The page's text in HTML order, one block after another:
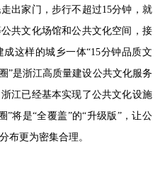
出家门，步行不超过15分钟，就
共文化场馆和公共文化空间，接
这样的城乡一体“15分钟品质文
”是浙江高质量建设公共文化服务
江已经基本实现了公共文化设施
”将是“全覆盖”的“升级版”，让公
布更为密集合理。